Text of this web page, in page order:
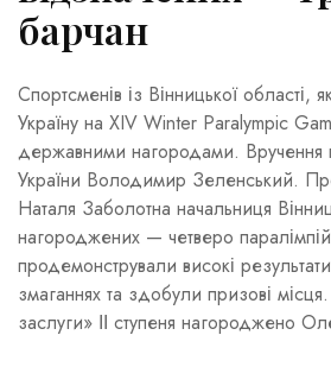
барчан
Спортсменів із Вінницької області,
Україну на XIV Winter Paralympic
державними нагородами. Вручення
України Володимир Зеленський.
Наталя Заболотна начальниця
нагороджених — четверо
продемонстрували високі
змаганнях та здобули призові
заслуги» ІІ ступеня нагороджено